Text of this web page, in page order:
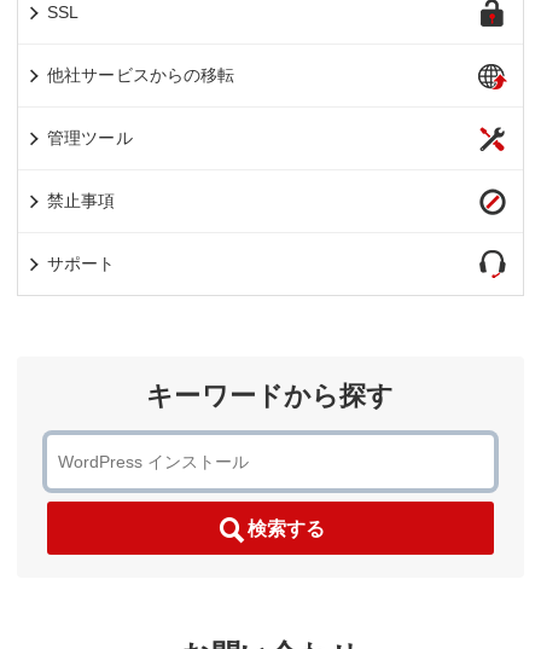
SSL
他社サービスからの移転
管理ツール
禁止事項
サポート
キーワードから探す
検索する